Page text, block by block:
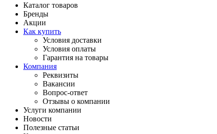
Каталог товаров
Бренды
Акции
Как купить
Условия доставки
Условия оплаты
Гарантия на товары
Компания
Реквизиты
Вакансии
Вопрос-ответ
Отзывы о компании
Услуги компании
Новости
Полезные статьи